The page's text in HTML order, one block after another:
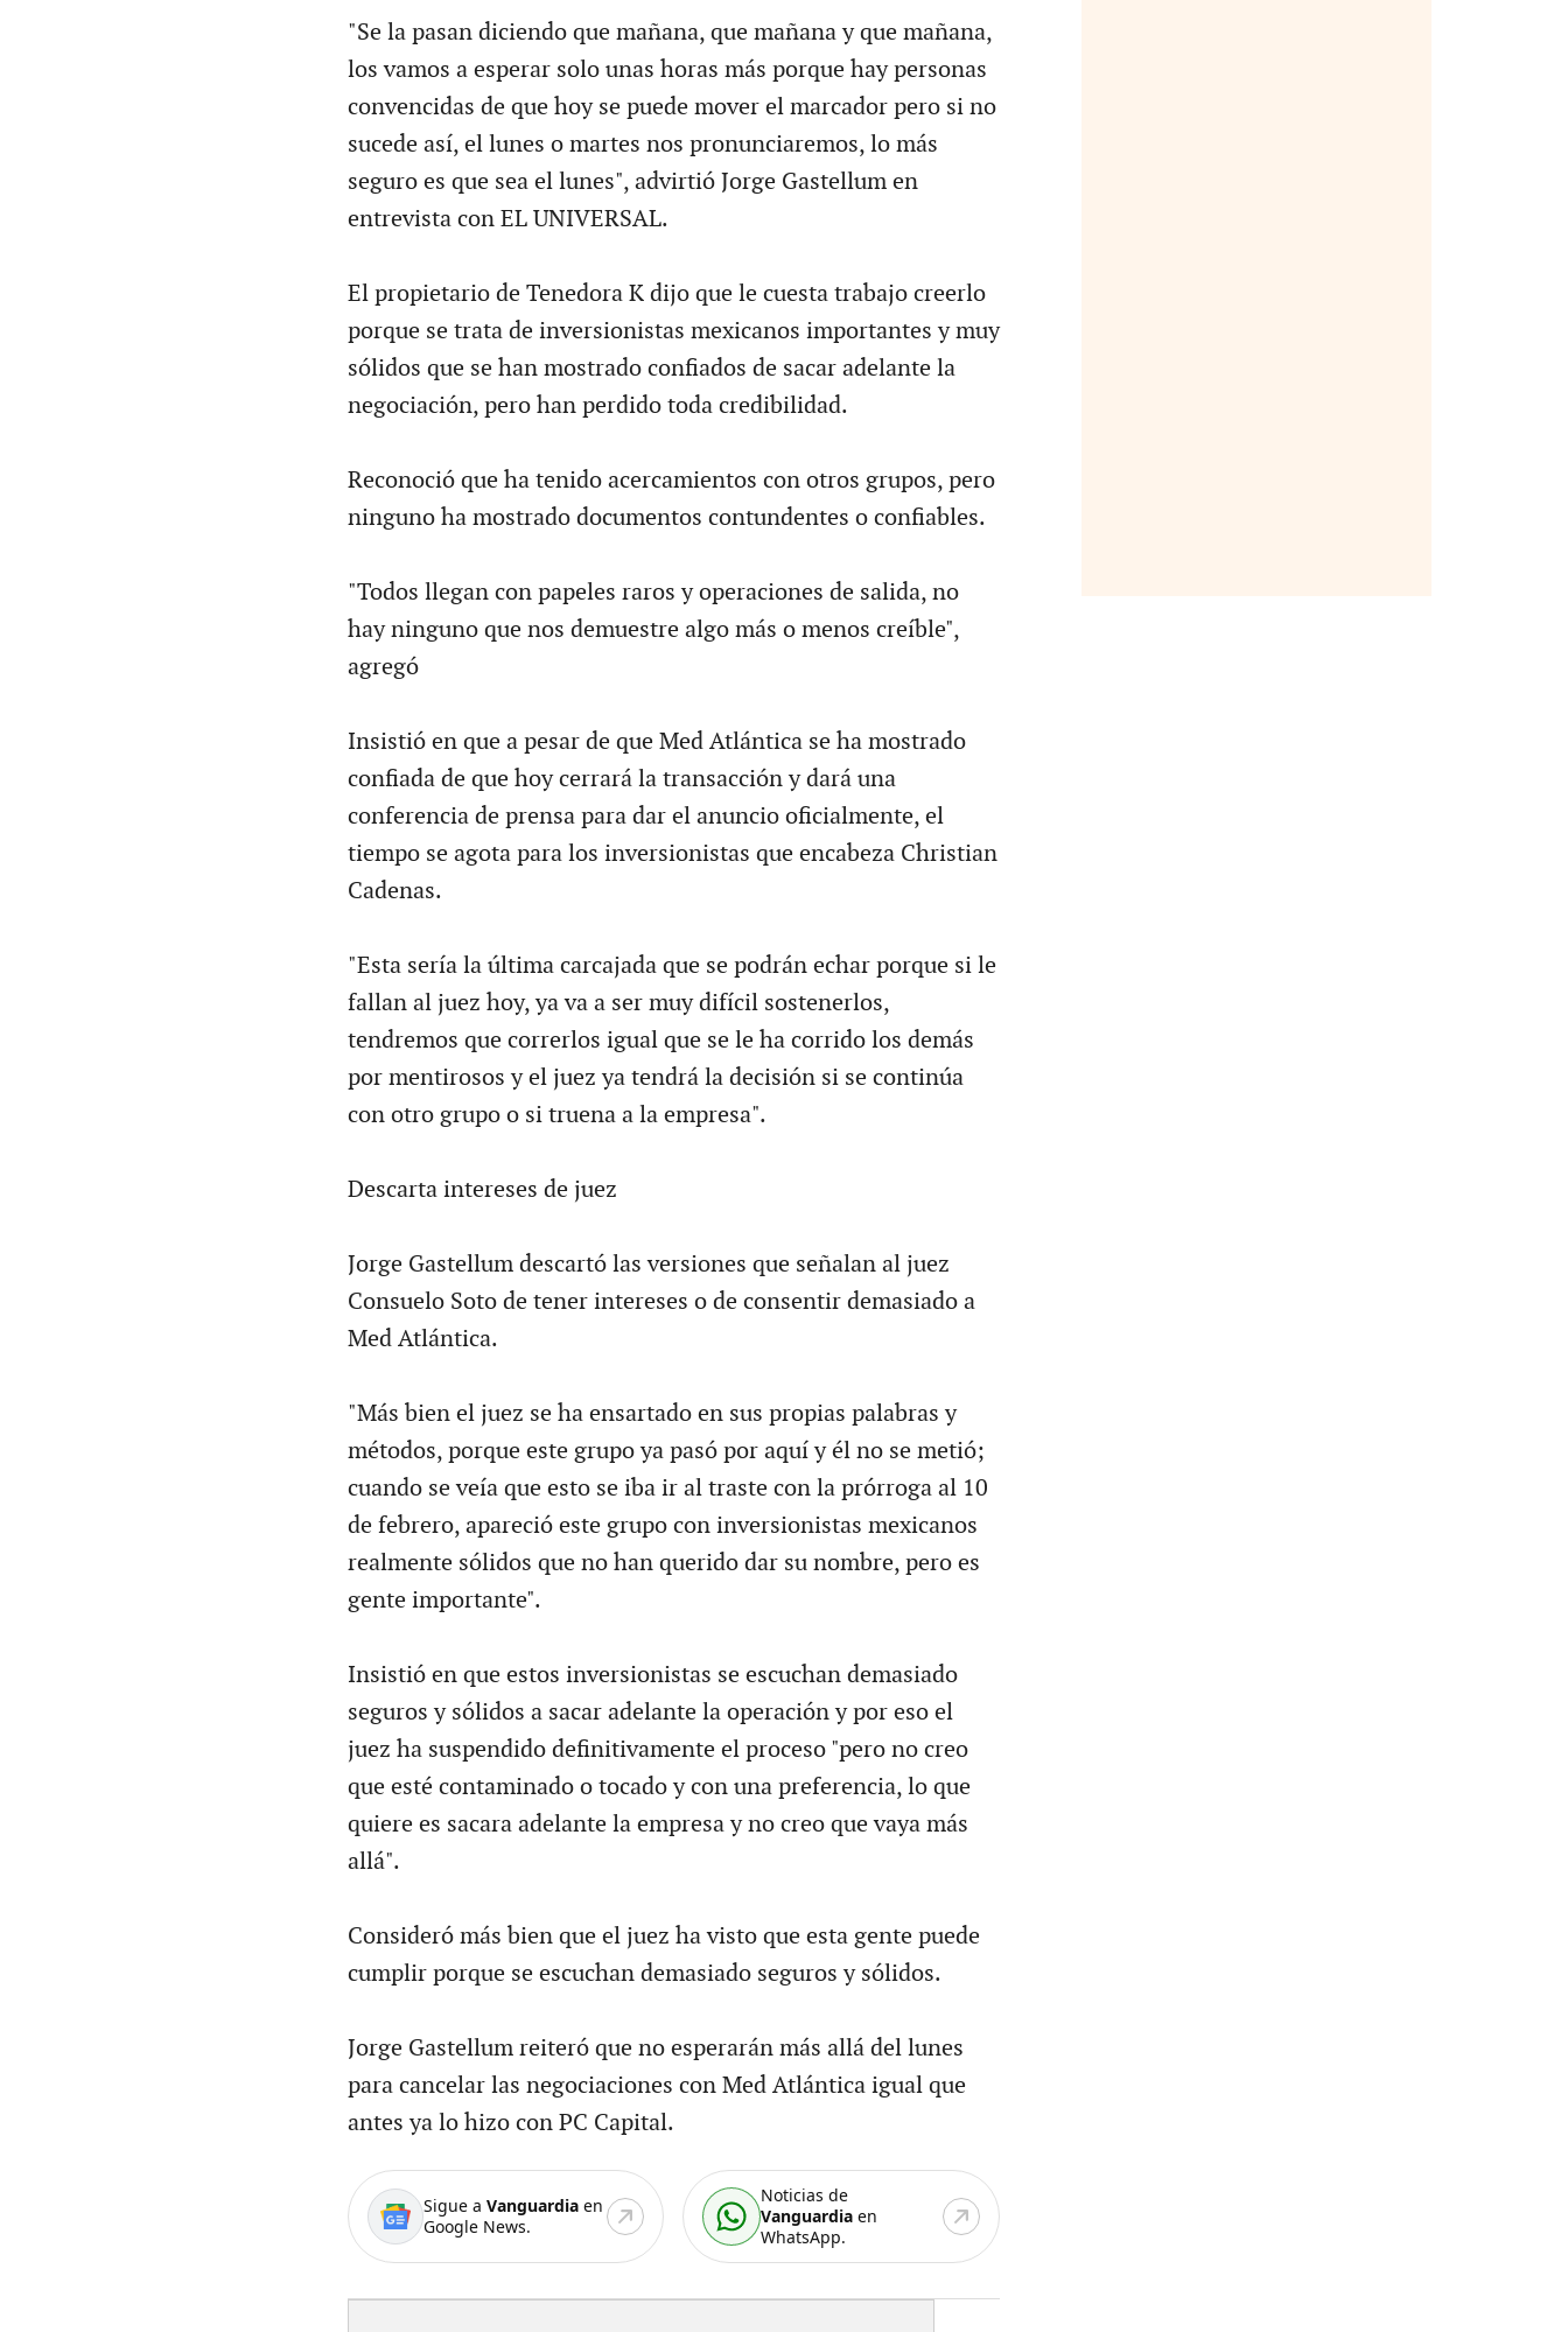
"Se la pasan diciendo que mañana, que mañana y que mañana,
los vamos a esperar solo unas horas más porque hay personas
convencidas de que hoy se puede mover el marcador pero si no
sucede así, el lunes o martes nos pronunciaremos, lo más
seguro es que sea el lunes", advirtió Jorge Gastellum en
entrevista con EL UNIVERSAL.
El propietario de Tenedora K dijo que le cuesta trabajo creerlo
porque se trata de inversionistas mexicanos importantes y muy
sólidos que se han mostrado confiados de sacar adelante la
negociación, pero han perdido toda credibilidad.
Reconoció que ha tenido acercamientos con otros grupos, pero
ninguno ha mostrado documentos contundentes o confiables.
"Todos llegan con papeles raros y operaciones de salida, no
hay ninguno que nos demuestre algo más o menos creíble",
agregó
Insistió en que a pesar de que Med Atlántica se ha mostrado
confiada de que hoy cerrará la transacción y dará una
conferencia de prensa para dar el anuncio oficialmente, el
tiempo se agota para los inversionistas que encabeza Christian
Cadenas.
"Esta sería la última carcajada que se podrán echar porque si le
fallan al juez hoy, ya va a ser muy difícil sostenerlos,
tendremos que correrlos igual que se le ha corrido los demás
por mentirosos y el juez ya tendrá la decisión si se continúa
con otro grupo o si truena a la empresa".
Descarta intereses de juez
Jorge Gastellum descartó las versiones que señalan al juez
Consuelo Soto de tener intereses o de consentir demasiado a
Med Atlántica.
"Más bien el juez se ha ensartado en sus propias palabras y
métodos, porque este grupo ya pasó por aquí y él no se metió;
cuando se veía que esto se iba ir al traste con la prórroga al 10
de febrero, apareció este grupo con inversionistas mexicanos
realmente sólidos que no han querido dar su nombre, pero es
gente importante".
Insistió en que estos inversionistas se escuchan demasiado
seguros y sólidos a sacar adelante la operación y por eso el
juez ha suspendido definitivamente el proceso "pero no creo
que esté contaminado o tocado y con una preferencia, lo que
quiere es sacara adelante la empresa y no creo que vaya más
allá".
Consideró más bien que el juez ha visto que esta gente puede
cumplir porque se escuchan demasiado seguros y sólidos.
Jorge Gastellum reiteró que no esperarán más allá del lunes
para cancelar las negociaciones con Med Atlántica igual que
antes ya lo hizo con PC Capital.
Sigue a Vanguardiaen
Google News.
Noticias de
Vanguardia en
WhatsApp.